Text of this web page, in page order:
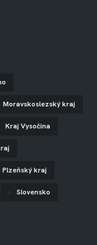
Moravskoslezský kraj
Kraj Vysočina
Plzeňský kraj
Slovensko